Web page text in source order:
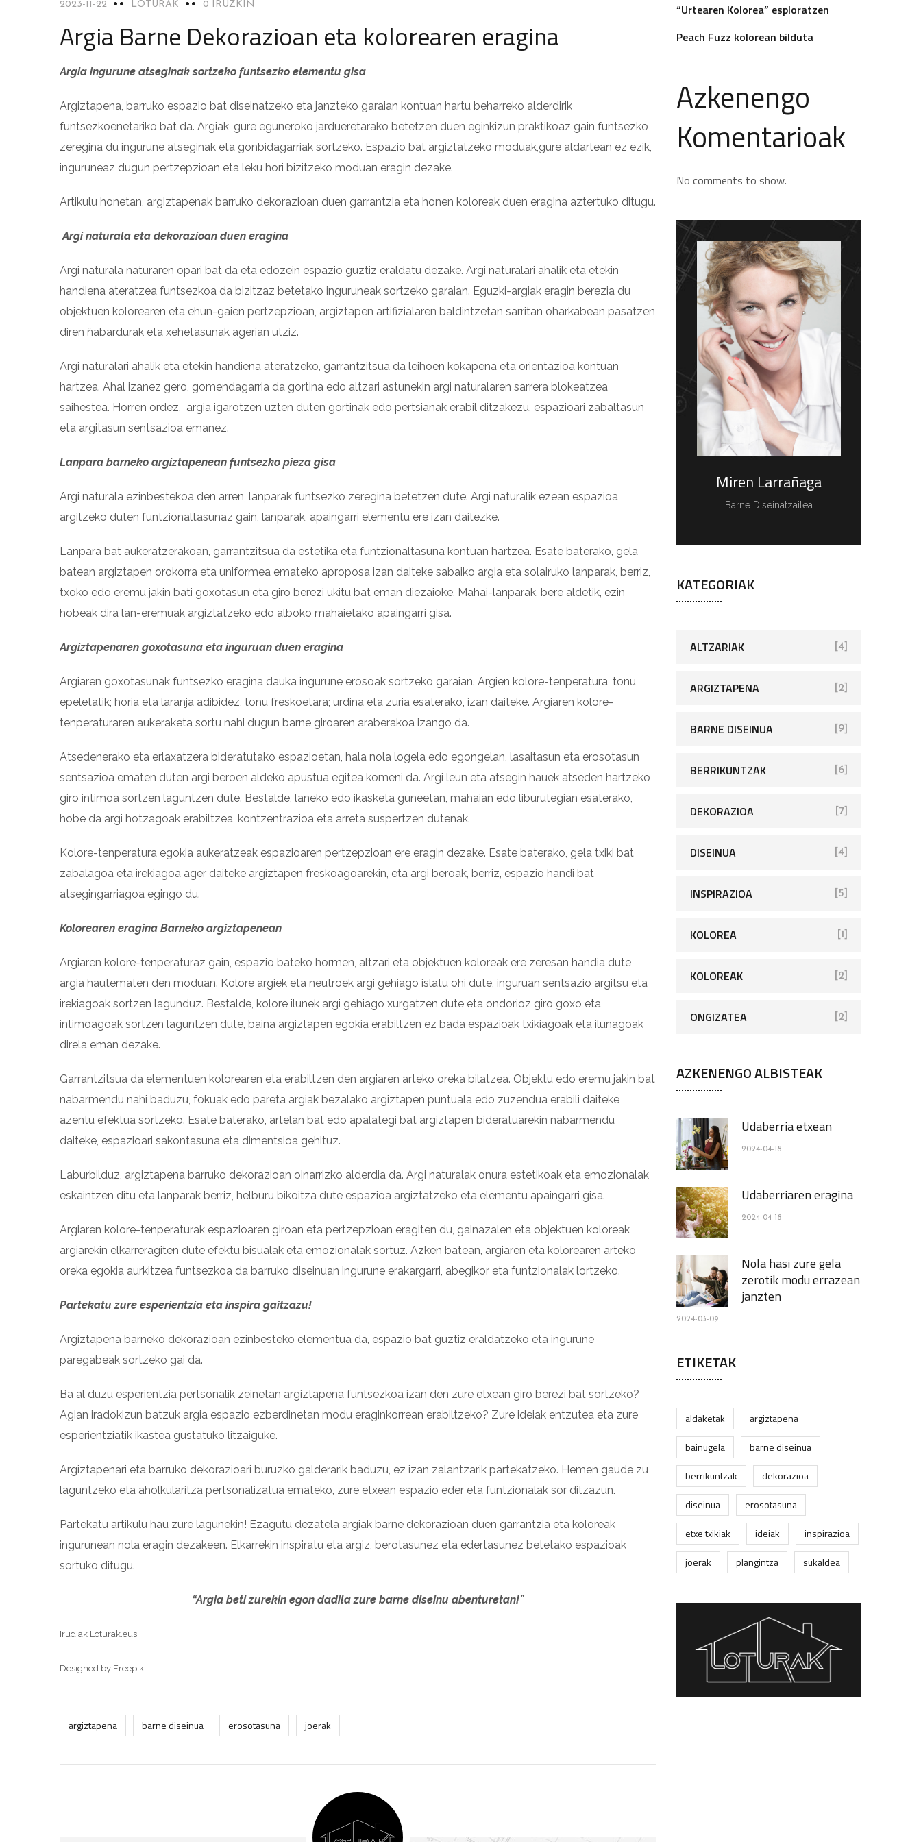
2023-11-22 LOTURAK 0 IRUZKIN
Argia Barne Dekorazioan eta kolorearen eragina
Argia ingurune atseginak sortzeko funtsezko elementu gisa
Argiztapena, barruko espazio bat diseinatzeko eta janzteko garaian kontuan hartu beharreko alderdirik
funtsezkoenetariko bat da. Argiak, gure eguneroko jardueretarako betetzen duen eginkizun praktikoaz gain funtsezko
zeregina du ingurune atseginak eta gonbidagarriak sortzeko. Espazio bat argiztatzeko moduak,gure aldartean ez ezik,
inguruneaz dugun pertzepzioan eta leku hori bizitzeko moduan eragin dezake.
Artikulu honetan, argiztapenak barruko dekorazioan duen garrantzia eta honen koloreak duen eragina aztertuko ditugu.
Argi naturala eta dekorazioan duen eragina
Argi naturala naturaren opari bat da eta edozein espazio guztiz eraldatu dezake. Argi naturalari ahalik eta etekin
handiena ateratzea funtsezkoa da bizitzaz betetako inguruneak sortzeko garaian. Eguzki-argiak eragin berezia du
objektuen kolorearen eta ehun-gaien pertzepzioan, argiztapen artifizialaren baldintzetan sarritan oharkabean pasatzen
diren ñabardurak eta xehetasunak agerian utziz.
Argi naturalari ahalik eta etekin handiena ateratzeko, garrantzitsua da leihoen kokapena eta orientazioa kontuan
hartzea. Ahal izanez gero, gomendagarria da gortina edo altzari astunekin argi naturalaren sarrera blokeatzea
saihestea. Horren ordez, argia igarotzen uzten duten gortinak edo pertsianak erabil ditzakezu, espazioari zabaltasun
eta argitasun sentsazioa emanez.
Lanpara barneko argiztapenean funtsezko pieza gisa
Argi naturala ezinbestekoa den arren, lanparak funtsezko zeregina betetzen dute. Argi naturalik ezean espazioa
argitzeko duten funtzionaltasunaz gain, lanparak, apaingarri elementu ere izan daitezke.
Lanpara bat aukeratzerakoan, garrantzitsua da estetika eta funtzionaltasuna kontuan hartzea. Esate baterako, gela
batean argiztapen orokorra eta uniformea ​​emateko aproposa izan daiteke sabaiko argia eta solairuko lanparak, berriz,
txoko edo eremu jakin bati goxotasun eta giro berezi ukitu bat eman diezaioke. Mahai-lanparak, bere aldetik, ezin
hobeak dira lan-eremuak argiztatzeko edo alboko mahaietako apaingarri gisa.
Argiztapenaren goxotasuna eta inguruan duen eragina
Argiaren goxotasunak funtsezko eragina dauka ingurune erosoak sortzeko garaian. Argien kolore-tenperatura, tonu
epeletatik; horia eta laranja adibidez, tonu freskoetara; urdina eta zuria esaterako, izan daiteke. Argiaren kolore-
tenperaturaren aukeraketa sortu nahi dugun barne giroaren araberakoa izango da.
Atsedenerako eta erlaxatzera bideratutako espazioetan, hala nola logela edo egongelan, lasaitasun eta erosotasun
sentsazioa ematen duten argi beroen aldeko apustua egitea komeni da. Argi leun eta atsegin hauek atseden hartzeko
giro intimoa sortzen laguntzen dute. Bestalde, laneko edo ikasketa guneetan, mahaian edo liburutegian esaterako,
hobe da argi hotzagoak erabiltzea, kontzentrazioa eta arreta suspertzen dutenak.
Kolore-tenperatura egokia aukeratzeak espazioaren pertzepzioan ere eragin dezake. Esate baterako, gela txiki bat
zabalagoa eta irekiagoa ager daiteke argiztapen freskoagoarekin, eta argi beroak, berriz, espazio handi bat
atsegingarriagoa egingo du.
Kolorearen eragina Barneko argiztapenean
Argiaren kolore-tenperaturaz gain, espazio bateko hormen, altzari eta objektuen koloreak ere zeresan handia dute
argia hautematen den moduan. Kolore argiek eta neutroek argi gehiago islatu ohi dute, inguruan sentsazio argitsu eta
irekiagoak sortzen lagunduz. Bestalde, kolore ilunek argi gehiago xurgatzen dute eta ondorioz giro goxo eta
intimoagoak sortzen laguntzen dute, baina argiztapen egokia erabiltzen ez bada espazioak txikiagoak eta ilunagoak
direla eman dezake.
Garrantzitsua da elementuen kolorearen eta erabiltzen den argiaren arteko oreka bilatzea. Objektu edo eremu jakin bat
nabarmendu nahi baduzu, fokuak edo pareta argiak bezalako argiztapen puntuala edo zuzendua erabili daiteke
azentu efektua sortzeko. Esate baterako, artelan bat edo apalategi bat argiztapen bideratuarekin nabarmendu
daiteke, espazioari sakontasuna eta dimentsioa gehituz.
Laburbilduz, argiztapena barruko dekorazioan oinarrizko alderdia da. Argi naturalak onura estetikoak eta emozionalak
eskaintzen ditu eta lanparak berriz, helburu bikoitza dute espazioa argiztatzeko eta elementu apaingarri gisa.
Argiaren kolore-tenperaturak espazioaren giroan eta pertzepzioan eragiten du, gainazalen eta objektuen koloreak
argiarekin elkarreragiten dute efektu bisualak eta emozionalak sortuz. Azken batean, argiaren eta kolorearen arteko
oreka egokia aurkitzea funtsezkoa da barruko diseinuan ingurune erakargarri, abegikor eta funtzionalak lortzeko.
Partekatu zure esperientzia eta inspira gaitzazu!
Argiztapena barneko dekorazioan ezinbesteko elementua da, espazio bat guztiz eraldatzeko eta ingurune
paregabeak sortzeko gai da.
Ba al duzu esperientzia pertsonalik zeinetan argiztapena funtsezkoa izan den zure etxean giro berezi bat sortzeko?
Agian iradokizun batzuk argia espazio ezberdinetan modu eraginkorrean erabiltzeko? Zure ideiak entzutea eta zure
esperientziatik ikastea gustatuko litzaiguke.
Argiztapenari eta barruko dekorazioari buruzko galderarik baduzu, ez izan zalantzarik partekatzeko. Hemen gaude zu
laguntzeko eta aholkularitza pertsonalizatua emateko, zure etxean espazio eder eta funtzionalak sor ditzazun.
Partekatu artikulu hau zure lagunekin! Ezagutu dezatela argiak barne dekorazioan duen garrantzia eta koloreak
ingurunean nola eragin dezakeen. Elkarrekin inspiratu eta argiz, berotasunez eta edertasunez betetako espazioak
sortuko ditugu.
“Argia beti zurekin egon dadila zure barne diseinu abenturetan!”
Irudiak Loturak.eus
Designed by Freepik
argiztapena barne diseinua erosotasuna joerak
“Urtearen Kolorea” esploratzen
Peach Fuzz kolorean bilduta
Azkenengo
Komentarioak
No comments to show.
Miren Larrañaga
Barne Diseinatzailea
KATEGORIAK
ALTZARIAK [4]
ARGIZTAPENA [2]
BARNE DISEINUA [9]
BERRIKUNTZAK [6]
DEKORAZIOA [7]
DISEINUA [4]
INSPIRAZIOA [5]
KOLOREA [1]
KOLOREAK [2]
ONGIZATEA [2]
AZKENENGO ALBISTEAK
Udaberria etxean
2024-04-18
Udaberriaren eragina
2024-04-18
Nola hasi zure gela
zerotik modu errazean
janzten
2024-03-09
ETIKETAK
aldaketak
argiztapena
bainugela
barne diseinua
berrikuntzak
dekorazioa
diseinua
erosotasuna
etxe txikiak
ideiak
inspirazioa
joerak
plangintza sukaldea